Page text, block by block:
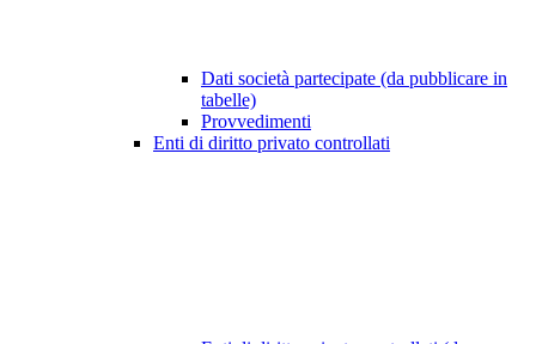
Dati società partecipate (da pubblicare in
tabelle)
Provvedimenti
Enti di diritto privato controllati